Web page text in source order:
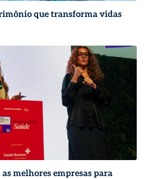
que transforma vidas
melhores empresas para